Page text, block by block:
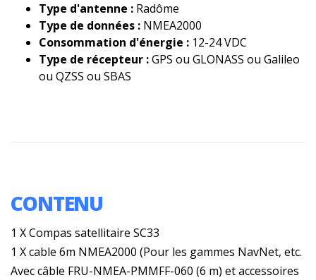
Type d'antenne : Radôme
Type de données : NMEA2000
Consommation d'énergie : 12-24 VDC
Type de récepteur :GPS ou GLONASS ou Galileo
ou QZSS ou SBAS
CONTENU
1 X Compas satellitaire SC33
1 X cable 6m NMEA2000 (Pour les gammes NavNet, etc.
Avec câble FRU-NMEA-PMMFF-060 (6 m) et accessoires